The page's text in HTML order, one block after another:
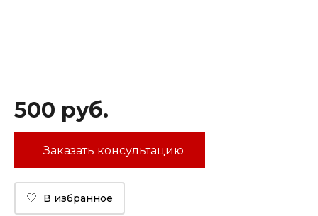
500 руб.
Заказать консультацию
🤍 В избранное